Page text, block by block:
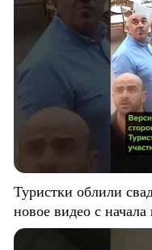
Туристки облили
новое видео с